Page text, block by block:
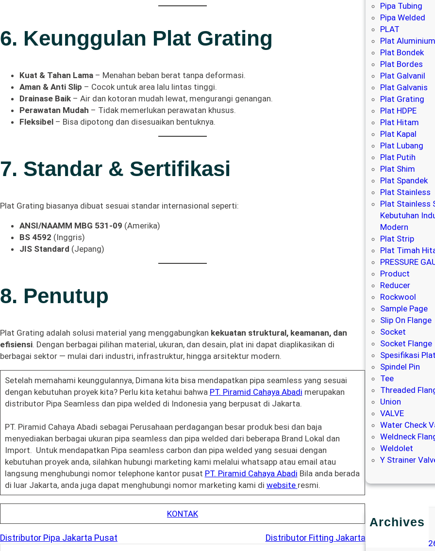
6. Keunggulan Plat Grating
Kuat & Tahan Lama – Menahan beban berat tanpa deformasi.
Aman & Anti Slip – Cocok untuk area lalu lintas tinggi.
Drainase Baik – Air dan kotoran mudah lewat, mengurangi genangan.
Perawatan Mudah – Tidak memerlukan perawatan khusus.
Fleksibel – Bisa dipotong dan disesuaikan bentuknya.
7. Standar & Sertifikasi
Plat Grating biasanya dibuat sesuai standar internasional seperti:
ANSI/NAAMM MBG 531-09 (Amerika)
BS 4592 (Inggris)
JIS Standard (Jepang)
8. Penutup
Plat Grating adalah solusi material yang menggabungkan kekuatan struktural, keamanan, dan
efisiensi. Dengan berbagai pilihan material, ukuran, dan desain, plat ini dapat diaplikasikan di
berbagai sektor — mulai dari industri, infrastruktur, hingga arsitektur modern.
Setelah memahami keunggulannya, Dimana kita bisa mendapatkan pipa seamless yang sesuai
dengan kebutuhan proyek kita? Perlu kita ketahui bahwa PT. Piramid Cahaya Abadi merupakan
distributor Pipa Seamless dan pipa welded di Indonesia yang berpusat di Jakarta.
PT. Piramid Cahaya Abadi sebagai Perusahaan perdagangan besar produk besi dan baja
menyediakan berbagai ukuran pipa seamless dan pipa welded dari beberapa Brand Lokal dan
Import. Untuk mendapatkan Pipa seamless carbon dan pipa welded yang sesuai dengan
kebutuhan proyek anda, silahkan hubungi marketing kami melalui whatsapp atau email atau
langsung menghubungi nomor telephone kantor pusat PT. Piramid Cahaya Abadi Bila anda berada
di luar Jakarta, anda juga dapat menghubungi nomor marketing kami di website resmi.
KONTAK
Distributor Pipa Jakarta Pusat Distributor Fitting Jakarta
Pipa Tubing
Pipa Welded
PLAT
Plat
Plat Bondek
Plat Bordes
Plat Galvanil
Plat Galvanis
Plat Grating
Plat HDPE
Plat Hitam
Plat Kapal
Plat Lubang
Plat Putih
Plat Shim
Plat Spandek
Plat Stainless
Plat Stainless
Kebutuhan
Modern
Plat Strip
Plat Timah
PRESSURE
Product
Reducer
Rockwool
Sample Page
Slip On Flange
Socket
Socket Flange
Spesifikasi
Spindel Pin
Tee
Threaded
Union
VALVE
Water Check
Weldneck
Weldolet
Y Strainer
Archives
February